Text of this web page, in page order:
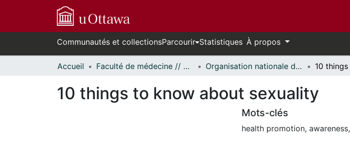
Communautés et collectionsParcourir Statistiques À propos
Accueil Faculté de médecine // Faculty of Medicine Organisation nationale de la santé autochtone // National Aboriginal Health Organization
10 things to know about sexuality
Mots-clés
health promotion, awareness,